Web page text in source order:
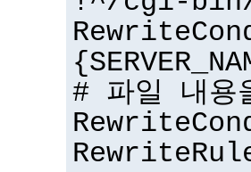
# 파일 내용